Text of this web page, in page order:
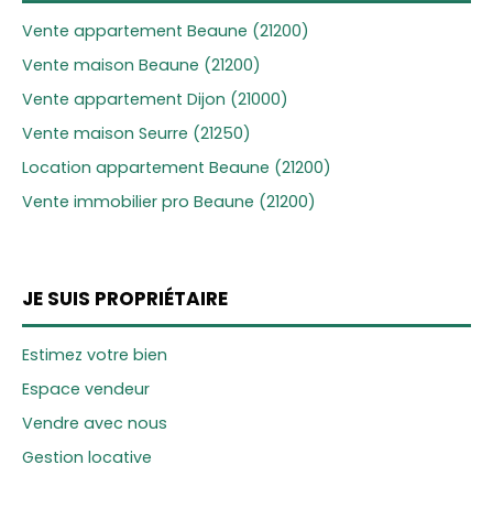
Vente appartement Beaune (21200)
Vente maison Beaune (21200)
Vente appartement Dijon (21000)
Vente maison Seurre (21250)
Location appartement Beaune (21200)
Vente immobilier pro Beaune (21200)
JE SUIS PROPRIÉTAIRE
Estimez votre bien
Espace vendeur
Vendre avec nous
Gestion locative